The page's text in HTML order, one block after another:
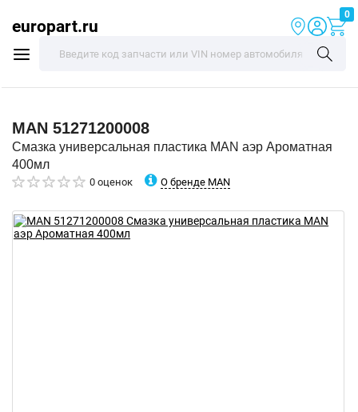
europart.ru
0
MAN 51271200008
Смазка универсальная пластика MAN аэр Ароматная
400мл
0 оценок О бренде MAN